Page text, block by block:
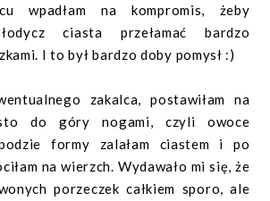
wpadłam na kompromis, żeby
ciasta przełamać bardzo
I to był bardzo doby pomysł :)
zakalca, postawiłam na
do góry nogami, czyli owoce
formy zalałam ciastem i po
na wierzch. Wydawało mi się, że
porzeczek całkiem sporo, ale